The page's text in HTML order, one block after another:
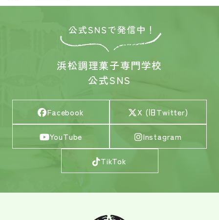
浜松調理菓子専門学校
公式SNS
Facebook X (旧Twitter)
YouTube Instagram
TikTok